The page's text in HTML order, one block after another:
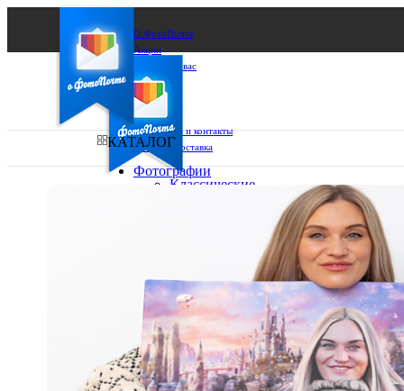
О ФотоПочте
Акции
Сделаем за вас
Бизнесу
FAQ
Франшиза
Поддержка и контакты
Оплата и доставка
КАТАЛОГ
Фотографии
Классические
15х20
20х20
20х30
30х40
А4
Фото